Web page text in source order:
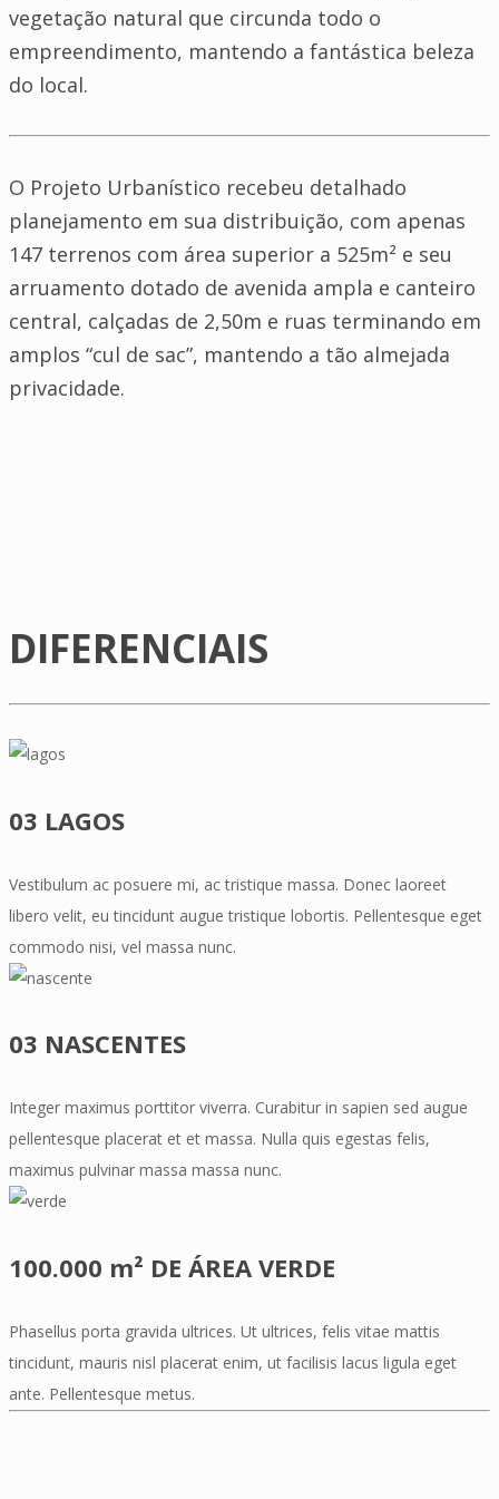
vegetação natural que circunda todo o
empreendimento, mantendo a fantástica beleza
do local.
O Projeto Urbanístico recebeu detalhado
planejamento em sua distribuição, com apenas
147 terrenos com área superior a 525m² e seu
arruamento dotado de avenida ampla e canteiro
central, calçadas de 2,50m e ruas terminando em
amplos “cul de sac”, mantendo a tão almejada
privacidade.
DIFERENCIAIS
03 LAGOS
Vestibulum ac posuere mi, ac tristique massa. Donec laoreet
libero velit, eu tincidunt augue tristique lobortis. Pellentesque eget
commodo nisi, vel massa nunc.
03 NASCENTES
Integer maximus porttitor viverra. Curabitur in sapien sed augue
pellentesque placerat et et massa. Nulla quis egestas felis,
maximus pulvinar massa massa nunc.
100.000 m² DE ÁREA VERDE
Phasellus porta gravida ultrices. Ut ultrices, felis vitae mattis
tincidunt, mauris nisl placerat enim, ut facilisis lacus ligula eget
ante. Pellentesque metus.